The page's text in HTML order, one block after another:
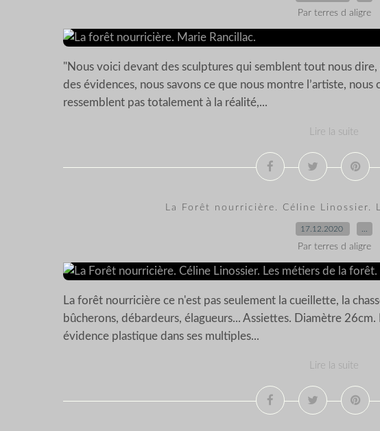
Par terres d aligre
"Nous voici devant des sculptures qui semblent tout nous
des évidences, nous savons ce que nous montre l’artiste, nous
ressemblent pas totalement à la réalité,...
Lire la suite
La Forêt nourricière. Céline Linossier.
17.12.2020
Par terres d aligre
La forêt nourricière ce n'est pas seulement la cueillette, la
bûcherons, débardeurs, élagueurs... Assiettes. Diamètre
évidence plastique dans ses multiples...
Lire la suite